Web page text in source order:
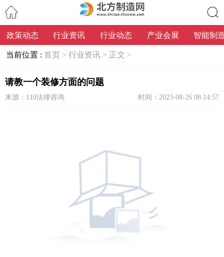
搜索
政策动态 行业资讯 行业动态 产业会展 智能制
当前位置 : 首页 > 行业资讯 > 正文 >
请教一个装修方面的问题
来源：110法律咨询 时间：2023-08-26 08:14:57